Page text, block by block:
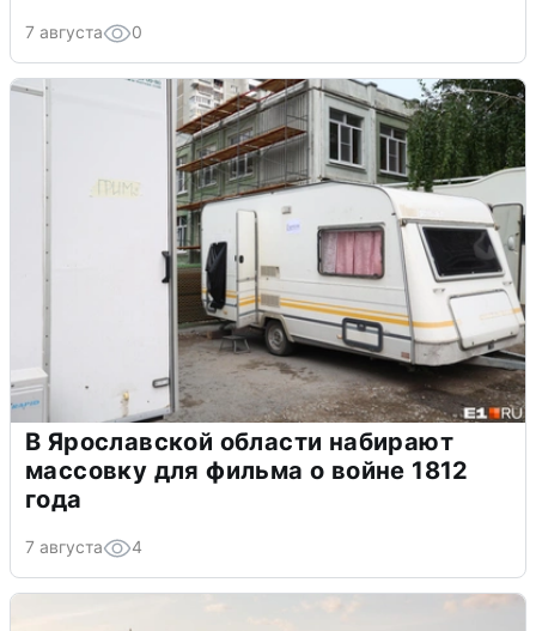
7 августа 0
В Ярославской области набирают
массовку для фильма о войне 1812
года
7 августа 4